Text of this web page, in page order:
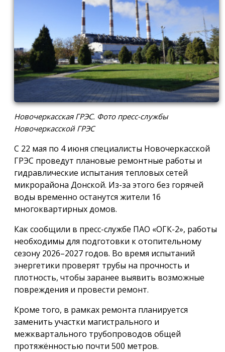
Новочеркасская ГРЭС. Фото пресс-службы
Новочеркасской ГРЭС
С 22 мая по 4 июня специалисты Новочеркасской
ГРЭС проведут плановые ремонтные работы и
гидравлические испытания тепловых сетей
микрорайона Донской. Из-за этого без горячей
воды временно останутся жители 16
многоквартирных домов.
Как сообщили в пресс-службе ПАО «ОГК-2», работы
необходимы для подготовки к отопительному
сезону 2026–2027 годов. Во время испытаний
энергетики проверят трубы на прочность и
плотность, чтобы заранее выявить возможные
повреждения и провести ремонт.
Кроме того, в рамках ремонта планируется
заменить участки магистрального и
межквартального трубопроводов общей
протяжённостью почти 500 метров.